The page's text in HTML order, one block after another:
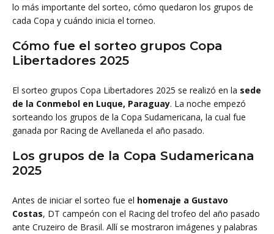
lo más importante del sorteo, cómo quedaron los grupos de
cada Copa y cuándo inicia el torneo.
Cómo fue el sorteo grupos Copa
Libertadores 2025
El sorteo grupos Copa Libertadores 2025 se realizó en la sede
de la Conmebol en Luque, Paraguay. La noche empezó
sorteando los grupos de la Copa Sudamericana, la cual fue
ganada por Racing de Avellaneda el año pasado.
Los grupos de la Copa Sudamericana
2025
Antes de iniciar el sorteo fue el homenaje a Gustavo
Costas, DT campeón con el Racing del trofeo del año pasado
ante Cruzeiro de Brasil. Allí se mostraron imágenes y palabras